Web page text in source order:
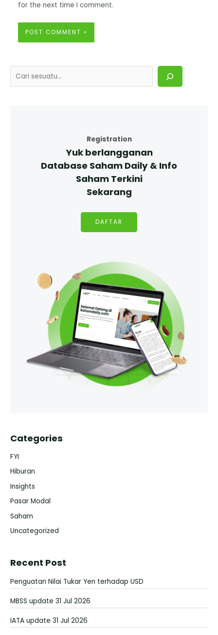
for the next time I comment.
Registration
Yuk berlangganan
Database Saham Daily & Info
Saham Terkini
Sekarang
DAFTAR
Categories
FYI
Hiburan
Insights
Pasar Modal
Saham
Uncategorized
Recent Post
Penguatan Nilai Tukar Yen terhadap USD
MBSS update 31 Jul 2026
IATA update 31 Jul 2026